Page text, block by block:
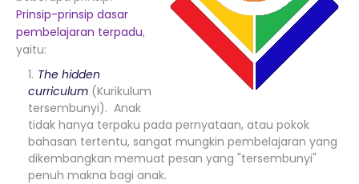
Prinsip-prinsip dasar
pembelajaran terpadu,
yaitu:
The hidden
curriculum (Kurikulum
tersembunyi). Anak
tidak hanya terpaku pada pernyataan, atau pokok
bahasan tertentu, sangat mungkin pembelajaran yang
dikembangkan memuat pesan yang "tersembunyi"
penuh makna bagi anak.